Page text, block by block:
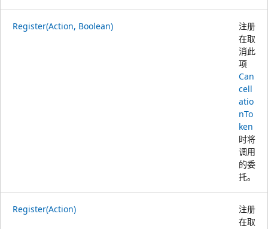
Register(Action, Boolean)
注册
在取
消此
项
Can
cell
atio
nTo
ken
时将
调用
的委
托。
Register(Action)
注册
在取